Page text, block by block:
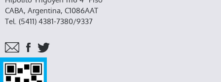
CABA, Argentina, C1086AAT
Tel. (5411) 4381-7380/9337